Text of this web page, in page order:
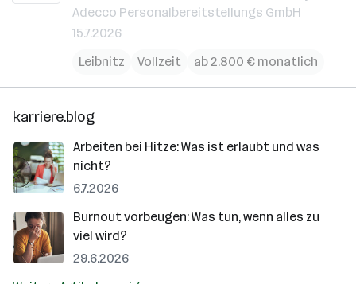
Adecco Personalbereitstellungs GmbH
15.7.2026
Leibnitz
Vollzeit ab 2.800 € monatlich
karriere.blog
Arbeiten bei Hitze: Was ist erlaubt und was
nicht?
6.7.2026
Burnout vorbeugen: Was tun, wenn alles zu
viel wird?
29.6.2026